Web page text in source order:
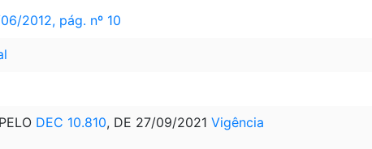
2012, pág. nº 10
DEC 10.810, DE 27/09/2021 Vigência